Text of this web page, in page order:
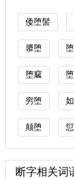
倭堕髻
隳堕
堕窳
穷堕
颠堕
断字相关词